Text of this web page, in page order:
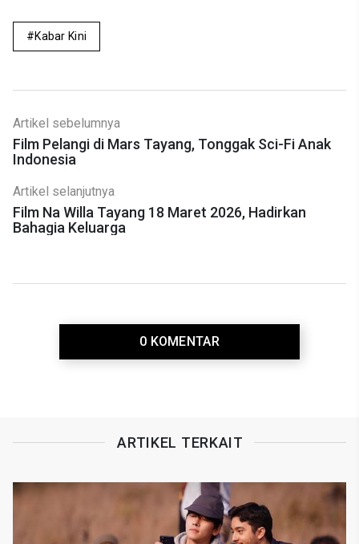
Kabar Kini
Artikel sebelumnya
Film Pelangi di Mars Tayang, Tonggak Sci-Fi Anak
Indonesia
Artikel selanjutnya
Film Na Willa Tayang 18 Maret 2026, Hadirkan
Bahagia Keluarga
0 KOMENTAR
ARTIKEL TERKAIT